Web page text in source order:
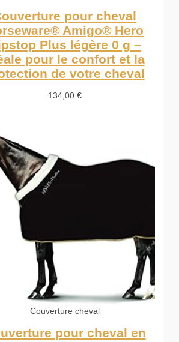
pour cheval
Amigo® Hero
Plus légère 0 g –
pour le confort et la
de votre cheval
134,00 €
Couverture cheval
pour cheval en